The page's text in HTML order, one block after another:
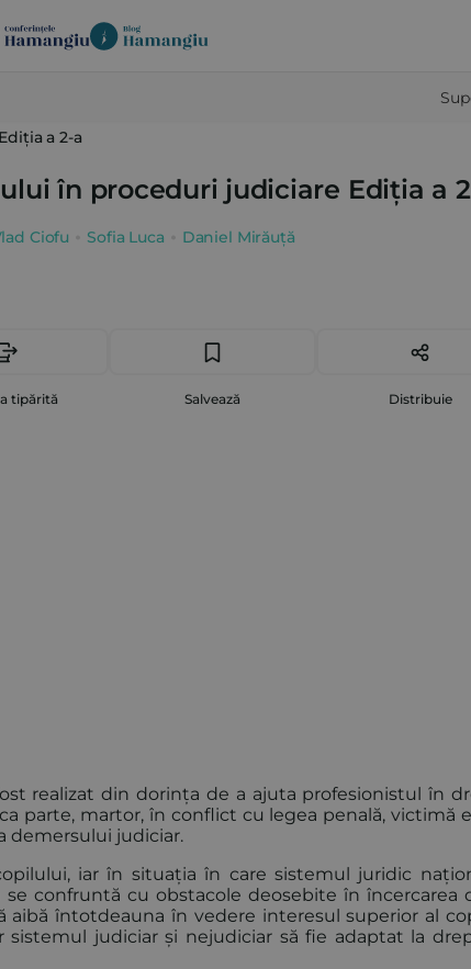
a 2-a
în proceduri judiciare Ediția a
Vlad Ciofu Sofia Luca Daniel Mirăuță
tipărită Salvează Distribuie
realizat din dorința de a ajuta profesionistul în
parte, martor, în conflict cu legea penală, victimă
demersului judiciar.
iar în situația în care sistemul juridic
confruntă cu obstacole deosebite în încercarea
întotdeauna în vedere interesul superior al
judiciar și nejudiciar să fie adaptat la